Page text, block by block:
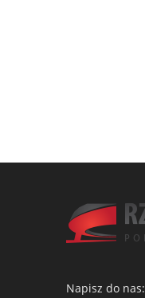
Napisz do nas: